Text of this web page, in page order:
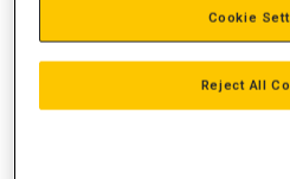
Reject All
Cookie